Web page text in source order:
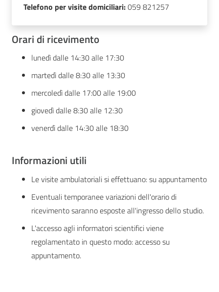
Telefono per visite domiciliari:059 821257
Orari di ricevimento
lunedì dalle 14:30 alle 17:30
martedì dalle 8:30 alle 13:30
mercoledì dalle 17:00 alle 19:00
giovedì dalle 8:30 alle 12:30
venerdì dalle 14:30 alle 18:30
Informazioni utili
Le visite ambulatoriali si effettuano: su appuntamento
Eventuali temporanee variazioni dell'orario di
ricevimento saranno esposte all'ingresso dello studio.
L'accesso agli informatori scientifici viene
regolamentato in questo modo: accesso su
appuntamento.